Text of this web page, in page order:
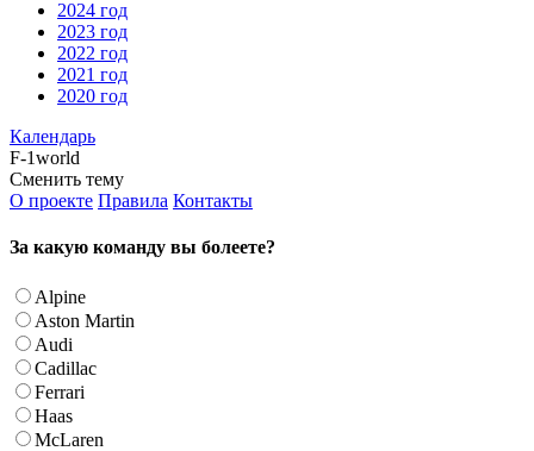
2024 год
2023 год
2022 год
2021 год
2020 год
Календарь
F-1world
Сменить тему
О проекте Правила Контакты
За какую команду вы болеете?
Alpine
Aston Martin
Audi
Cadillac
Ferrari
Haas
McLaren